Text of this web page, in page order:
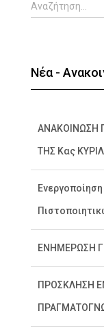
Αναζήτηση…
Νέα -
ΑΝΑΚΟΙΝΩΣΗ
ΤΗΣ Κας
ΕΝΗΜΕΡΩΣΗ
ΠΡΟΣΚΛΗΣΗ